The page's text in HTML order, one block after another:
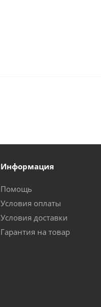
Информация
Помощь
Условия оплаты
Условия доставки
Гарантия на товар